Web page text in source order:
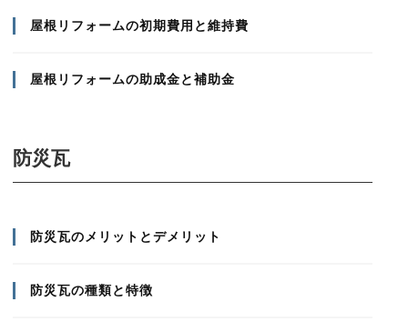
屋根リフォームの初期費用と維持費
屋根リフォームの助成金と補助金
防災瓦
防災瓦のメリットとデメリット
防災瓦の種類と特徴